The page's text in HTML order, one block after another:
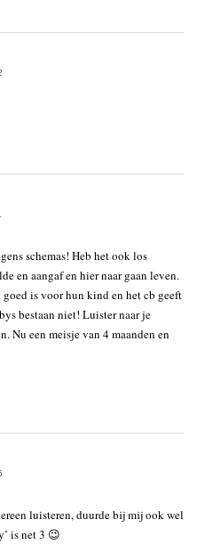
schemas! Heb het ook los
en aangaf en hier naar gaan leven.
is voor hun kind en het cb geeft
bestaan niet! Luister naar je
Nu een meisje van 4 maanden en
luisteren, duurde bij mij ook wel
is net 3 😉